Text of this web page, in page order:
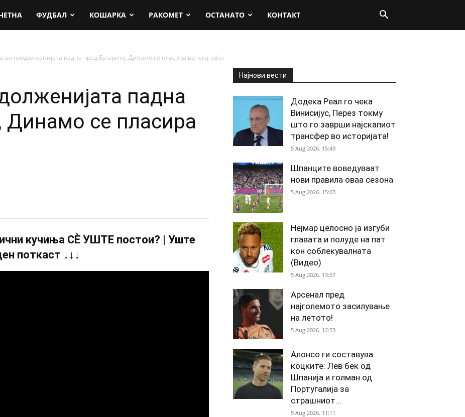
ФУДБАЛ КОШАРКА РАКОМЕТ ОСТАНАТО КОНТАКТ
во продолженијата падна пред Бугарите, Динамо се пласира во плеј-офот
падна
Динамо се пласира
кучиња СÈ УШТЕ постои? | Уште
поткаст ↓↓↓
Најнови вести
Додека Реал го чека
Винисијус, Перез токму
што го заврши најскапиот
трансфер во историјата!
5 Aug 2026. 15:49
Шпанците воведуваат
нови правила оваа сезона
5 Aug 2026. 15:03
Нејмар целосно ја изгуби
главата и полуде на пат
кон соблекувалната
(Видео)
5 Aug 2026. 13:57
Арсенал пред
најголемото засилување
на летото!
5 Aug 2026. 12:53
Алонсо ги составува
коцките: Лев бек од
Шпанија и голман од
Португалија за
страшниот...
5 Aug 2026. 11:11